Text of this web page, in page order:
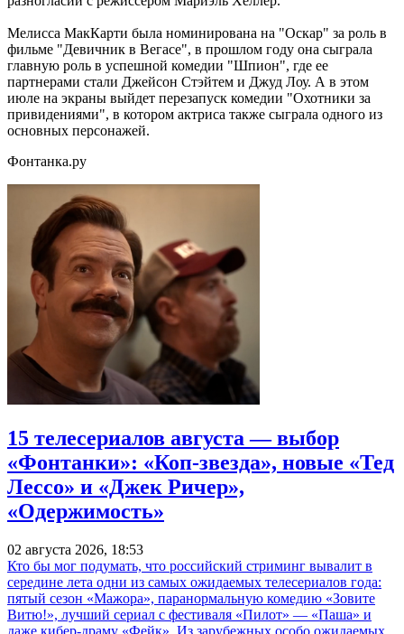
Мелисса МакКарти была номинирована на "Оскар" за роль в
фильме "Девичник в Вегасе", в прошлом году она сыграла
главную роль в успешной комедии "Шпион", где ее
партнерами стали Джейсон Стэйтем и Джуд Лоу. А в этом
июле на экраны выйдет перезапуск комедии "Охотники за
привидениями", в котором актриса также сыграла одного из
основных персонажей.
Фонтанка.ру
15 телесериалов августа — выбор
«Фонтанки»: «Коп-звезда», новые «Тед
Лессо» и «Джек Ричер»,
«Одержимость»
02 августа 2026, 18:53
Кто бы мог подумать, что российский стриминг вывалит в
середине лета одни из самых ожидаемых телесериалов года:
пятый сезон «Мажора», паранормальную комедию «Зовите
Витю!», лучший сериал с фестиваля «Пилот» — «Паша» и
даже кибер-драму «Фейк». Из зарубежных особо ожидаемых